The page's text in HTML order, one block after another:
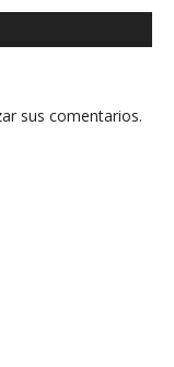
sus comentarios.